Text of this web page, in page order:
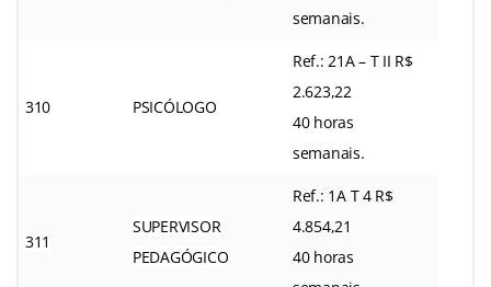
semanais.
310 PSICÓLOGO
Ref.: 21A – T II R$
2.623,22
40 horas
semanais.
311
SUPERVISOR
PEDAGÓGICO
Ref.: 1A T 4 R$
4.854,21
40 horas